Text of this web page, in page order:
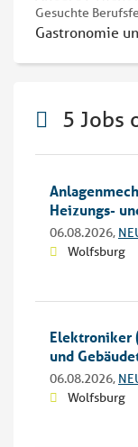
Gesuchte
Gastronomie
5 Jobs
Heizungs-
06.08.2026,
Wolfsburg
Elektroniker
und
06.08.2026,
Wolfsburg